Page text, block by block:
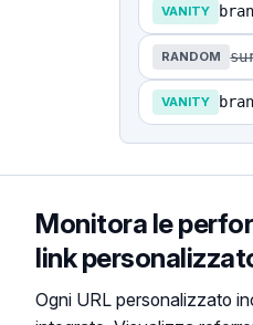
VANITY
RANDOM
VANITY
Monitora le
link
Ogni URL personalizzato